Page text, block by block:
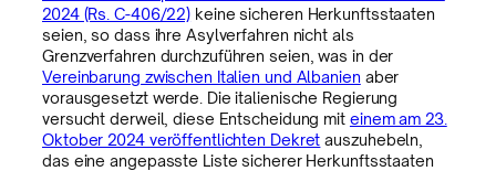
2024 (Rs. C-406/22) keine sicheren Herkunftsstaaten
seien, so dass ihre Asylverfahren nicht als
Grenzverfahren durchzuführen seien, was in der
Vereinbarung zwischen Italien und Albanien aber
vorausgesetzt werde. Die italienische Regierung
versucht derweil, diese Entscheidung mit einem am 23.
Oktober 2024 veröffentlichten Dekret auszuhebeln,
das eine angepasste Liste sicherer Herkunftsstaaten